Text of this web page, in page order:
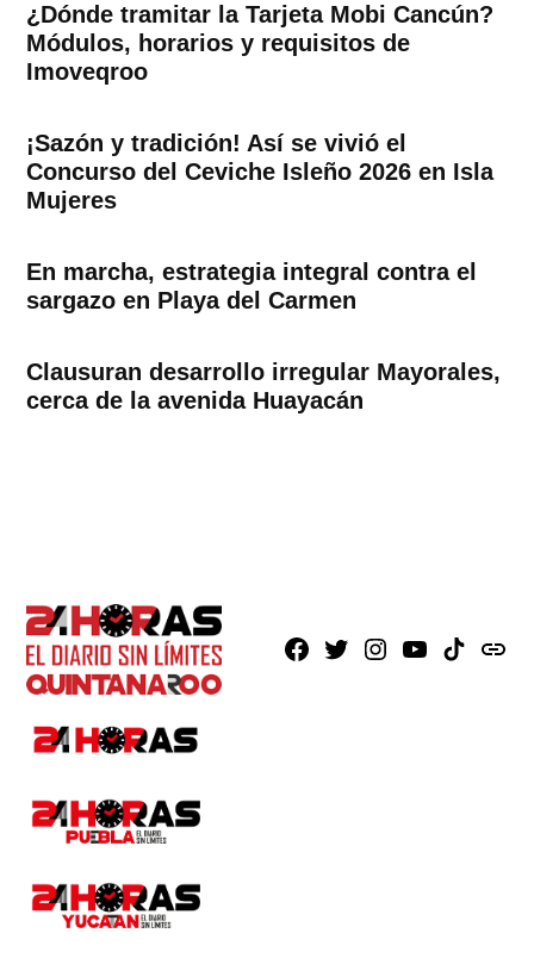
¿Dónde tramitar la Tarjeta Mobi Cancún?
Módulos, horarios y requisitos de
Imoveqroo
¡Sazón y tradición! Así se vivió el
Concurso del Ceviche Isleño 2026 en Isla
Mujeres
En marcha, estrategia integral contra el
sargazo en Playa del Carmen
Clausuran desarrollo irregular Mayorales,
cerca de la avenida Huayacán
Facebook
X Instagram
YoutubeTikTokissuu